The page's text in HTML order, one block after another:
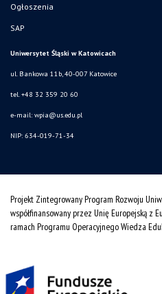
Ogłoszenia
SAP
Uniwersytet Śląski w Katowicach
ul. Bankowa 11b, 40-007 Katowice
tel. +48 32 359 20 60
e-mail: wpia@us.edu.pl
NIP: 634-019-71-34
Projekt Zintegrowany Program Rozwoju
współfinansowany przez Unię Europejską z
ramach Programu Operacyjnego Wiedza